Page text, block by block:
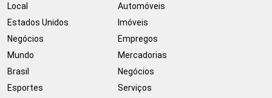
Local
Estados Unidos
Negócios
Mundo
Brasil
Esportes
Automóveis
Imóveis
Empregos
Mercadorias
Negócios
Serviços